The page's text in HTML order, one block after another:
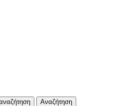
Αναζήτηση